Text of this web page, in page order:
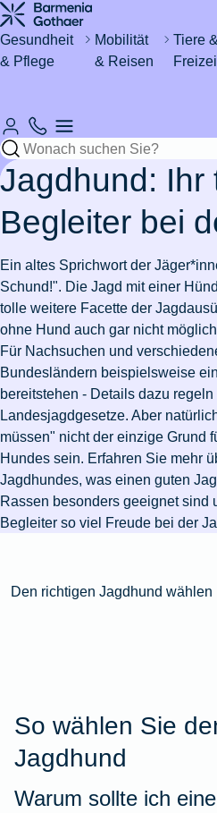
Gesundheit
& Pflege
Gesundheit
Mückenstiche
vermeiden
Burnout
Zur
Artikelübersicht
Lohnt
sich eine
7
Gründe
für
Zahnschmerzen
Wurzelbehandlung
Kieferorthopädie
Zur
Artikelübersicht
Rund um's
Krankenhaus
Einzelzimmer
Krankenhaus
Rooming-
In
Zusatzversicherung
für's
Krankenhaus
Zur
Artikelübersicht
Pflege
Pflegeantrag
Pflegegrad
Zur
Artikelübersicht
Fitness
Eisenmangel
Gesunde
Ernährung
Workout
im
Homeoffice
Zur
Artikelübersicht
Mobilität
& Reisen
&
Urlaub
Resturlaub
Skiurlaub
planen
Urlaub
mit
Kindern
Zur
Artikelübersicht
Automobil
eVB-
Nummer
Schadenfreiheitsklasse
Wo darf
man E-
Scooter
fahren?
Autoschutzbrief
Zur
Artikelübersicht
International
& Ausland
Leben
arbeiten
in der
Schweiz
Auswandern
in die
Niederlande
KFZ-
Versicherung
im
Ausland
Artikelübersicht
Tiere &
Katze
Katzenschnupfen
bei
Wurmkur
bei
Katzen
Leukose
bei
Katzen
Zur
Artikelübersicht
Mein
Hund
hat
Schokolade
Wie
alt
werden
Hunde?
Kastration
beim
Hund
Fieber
beim
Tierarzt-
Pferd
Fieber
Pferd
Zahnbehandlung
beim
Pferd
Pferdesprache
Insektenschutz
für's
Pferd
Pferd
Hobbies
&
Drohnen
Bootsführerschein
Ehrenamt
Jagd
Hausboot
mieten
Artikelübersicht
um's
Kind
Babys
Erstickungsgefahr
bei
Babys
Diabetes
bei
Kindern
Kindersicherheit
im
Herbst
Versicherungen
für
Kinder
Sicher
Versicherungen
für
Azubis
für
Studierende
Versicherungen
für
Paare
Versicherungen
für
Familien
Versicherungen
Haus &
Wohnen
was tun?
Wespennest
entfernen
Zur
Artikelübersicht
Rund um
Rohrverstopfung
ausgelaufen
Schlüssel
verloren
Zur
Artikelübersicht
Sicheres
Zuhause
Wertgegenstände
Zur
Artikelübersicht
Versicherungen
von der
Steuer
absetzen
Versicherungsschutz
bei
Modernisierung
Zur
Artikelübersicht
Jagdhund: Ihr
Begleiter bei
Ein altes Sprichwort der
Schund!". Die Jagd mit einer
tolle weitere Facette der
ohne Hund auch gar nicht
Für Nachsuchen und
Bundesländern beispielsweise
bereitstehen - Details dazu
Landesjagdgesetze. Aber
müssen" nicht der einzige Grund
Hundes sein. Erfahren Sie mehr
Jagdhundes, was einen guten
Rassen besonders geeignet sind
Begleiter so viel Freude bei der
Den richtigen Jagdhund wählen
So wählen Sie
Jagdhund
Warum sollte ich